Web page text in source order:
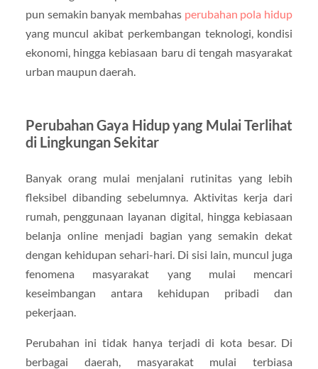
pun semakin banyak membahas perubahan pola hidup
yang muncul akibat perkembangan teknologi, kondisi
ekonomi, hingga kebiasaan baru di tengah masyarakat
urban maupun daerah.
Perubahan Gaya Hidup yang Mulai Terlihat
di Lingkungan Sekitar
Banyak orang mulai menjalani rutinitas yang lebih
fleksibel dibanding sebelumnya. Aktivitas kerja dari
rumah, penggunaan layanan digital, hingga kebiasaan
belanja online menjadi bagian yang semakin dekat
dengan kehidupan sehari-hari. Di sisi lain, muncul juga
fenomena masyarakat yang mulai mencari
keseimbangan antara kehidupan pribadi dan
pekerjaan.
Perubahan ini tidak hanya terjadi di kota besar. Di
berbagai daerah, masyarakat mulai terbiasa